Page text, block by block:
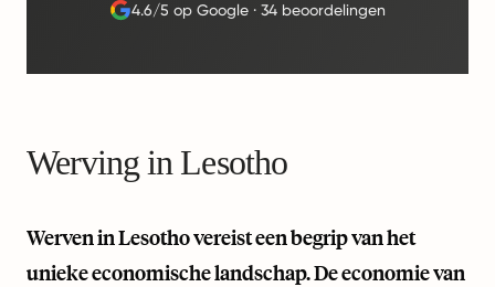
4.6/5 op Google ·34 beoordelingen
Werving in Lesotho
Werven in Lesotho vereist een begrip van het
unieke economische landschap. De economie van